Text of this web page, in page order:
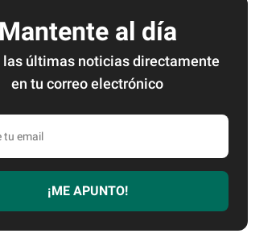
Mantente al día
las últimas noticias directamente
en tu correo electrónico
¡ME APUNTO!